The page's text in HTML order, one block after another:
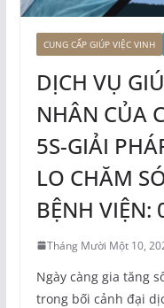
CUNG CẤP GIÚP VIỆC VINH
DỊCH VỤ
NHÂN CỦA
5S-GIẢI
LO CHĂM
BỆNH
Tháng Mười Một 10,
Ngày càng gia tăng
trong bối cảnh đại